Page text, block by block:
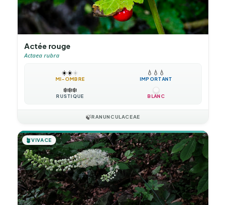
Actée rouge
Actaea rubra
☀️☀️☀️
MI-OMBRE
💧 💧 💧
IMPORTANT
❄️❄️❄️
RUSTIQUE BLANC
🍃RANUNCULACEAE
🪴VIVACE